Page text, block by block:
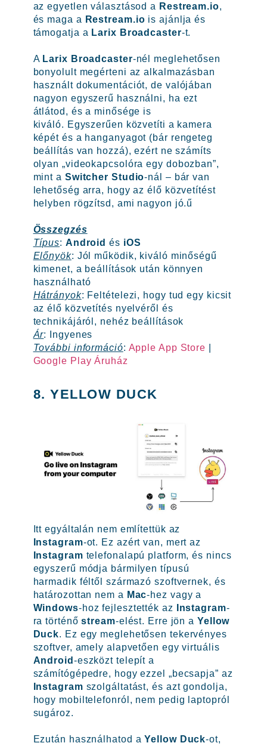
az egyetlen választásod a Restream.io,
és maga a Restream.io is ajánlja és
támogatja a Larix Broadcaster-t.
A Larix Broadcaster-nél meglehetősen
bonyolult megérteni az alkalmazásban
használt dokumentációt, de valójában
nagyon egyszerű használni, ha ezt
átlátod, és a minősége is
kiváló. Egyszerűen közvetíti a kamera
képét és a hanganyagot (bár rengeteg
beállítás van hozzá), ezért ne számíts
olyan „videokapcsolóra egy dobozban”,
mint a Switcher Studio-nál – bár van
lehetőség arra, hogy az élő közvetítést
helyben rögzítsd, ami nagyon jó.ű
Összegzés
Típus: Android és iOS
Előnyök: Jól működik, kiváló minőségű
kimenet, a beállítások után könnyen
használható
Hátrányok: Feltételezi, hogy tud egy kicsit
az élő közvetítés nyelvéről és
technikájáról, nehéz beállítások
Ár: Ingyenes
További információ: Apple App Store
Google Play Áruház
8. YELLOW DUCK
Itt egyáltalán nem említettük az
Instagram-ot. Ez azért van, mert az
Instagram telefonalapú platform, és nincs
egyszerű módja bármilyen típusú
harmadik féltől származó szoftvernek, és
határozottan nem a Mac-hez vagy a
Windows-hoz fejlesztették az Instagram-
ra történőstream-elést. Erre jön a Yellow
Duck. Ez egy meglehetősen tekervényes
szoftver, amely alapvetően egy virtuális
Android -eszközt telepít a
számítógépedre, hogy ezzel „becsapja” az
Instagram szolgáltatást, és azt gondolja,
hogy mobiltelefonról, nem pedig laptopról
sugároz.
Ezután használhatod aYellow Duck-ot,